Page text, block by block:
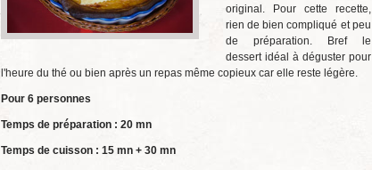
original. Pour cette recette,
rien de bien compliqué et peu
de préparation. Bref le
dessert idéal à déguster pour
l'heure du thé ou bien après un repas même copieux car elle reste légère.
Pour 6 personnes
Temps de préparation : 20 mn
Temps de cuisson : 15 mn + 30 mn